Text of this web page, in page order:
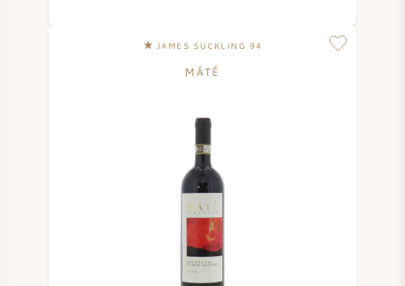
JAMES SUCKLING 94
MÁTÉ